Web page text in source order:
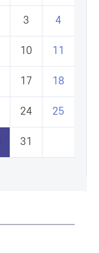
3 4
10 11
17 18
24 25
31